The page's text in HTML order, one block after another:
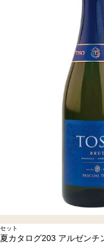
セット
夏カタログ203 アルゼンチ